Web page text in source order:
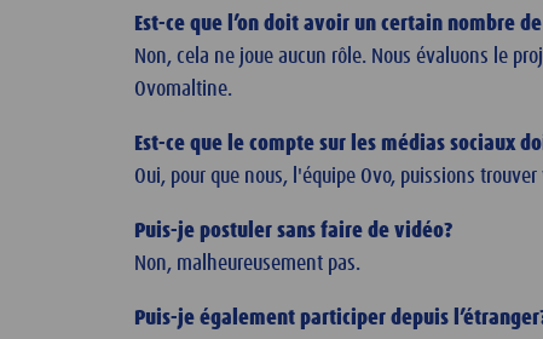
Est-ce que l’on doit avoir un certain nombre
Non, cela ne joue aucun rôle. Nous évaluons le
Ovomaltine.
Est-ce que le compte sur les médias sociaux
Oui, pour que nous, l'équipe Ovo, puissions trouver
Puis-je postuler sans faire de vidéo?
Non, malheureusement pas.
Puis-je également participer depuis